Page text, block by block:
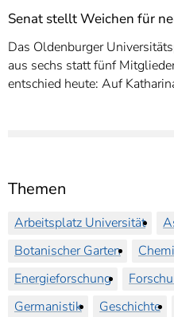
Themen
Arbeitsplatz Universität
Botanischer Garten
Energieforschung
Germanistik
Geschichte
Senat stellt Weichen für
Das Oldenburger
aus sechs statt fünf
entschied heute: Auf